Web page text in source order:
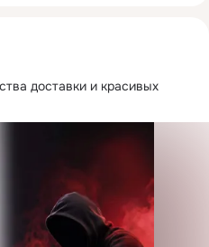
доставки и красивых